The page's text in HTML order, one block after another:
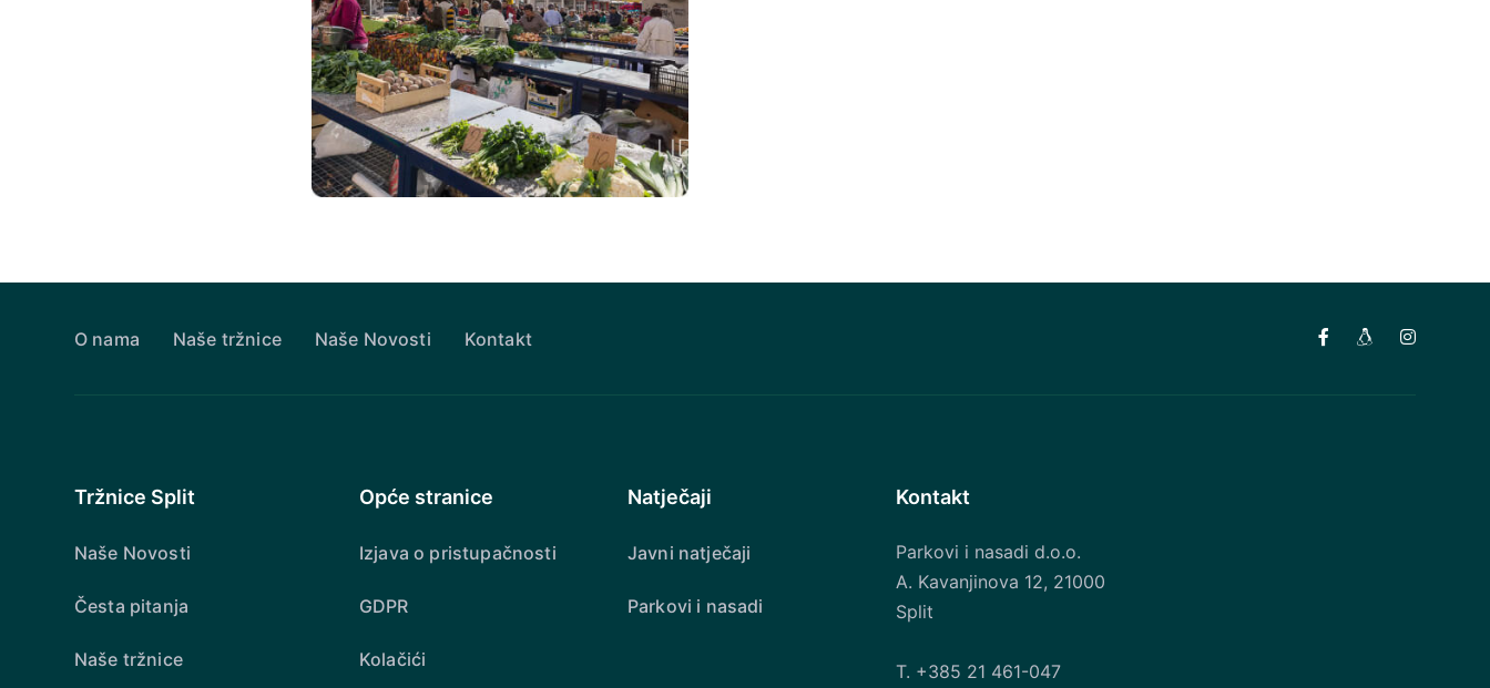
O nama Naše tržnice Naše Novosti Kontakt
Tržnice Split
Naše Novosti
Česta pitanja
Naše tržnice
Opće stranice
Izjava o pristupačnosti
GDPR
Kolačići
Natječaji
Javni natječaji
Parkovi i nasadi
Kontakt
Parkovi i nasadi d.o.o.
A. Kavanjinova 12, 21000
Split
T. +385 21 461-047